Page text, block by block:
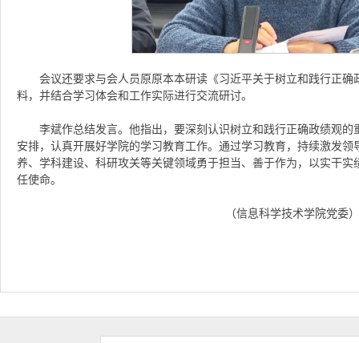
会议还要求与会人员原原本本研读《习近平关于树立和践行正
料，并结合学习体会和工作实际进行交流研讨。
李斌作总结发言。他指出，要深刻认识树立和践行正确政绩观
安排，认真开展好学院的学习教育工作。通过学习教育，持续激发
养、学科建设、科研攻关等关键领域勇于担当、善于作为，以实干实
任使命。
（信息科学技术学院党委）